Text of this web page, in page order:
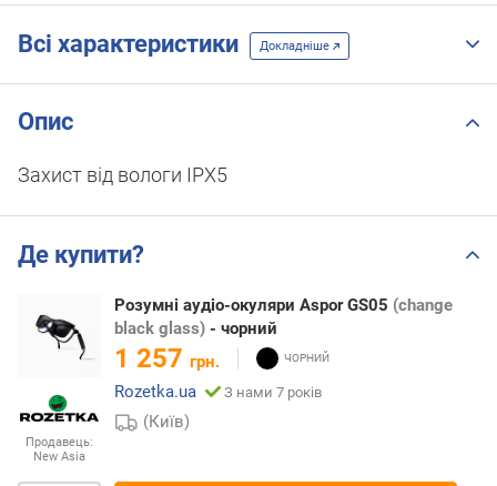
Всі характеристики Докладніше
Опис
Захист від вологи IPX5
Де купити?
Продавець:
New Asia
Розумні аудіо-окуляри Aspor GS05 (change
black glass) - чорний
1 257 грн.
Rozetka.ua
З нами 7 років
(Київ)